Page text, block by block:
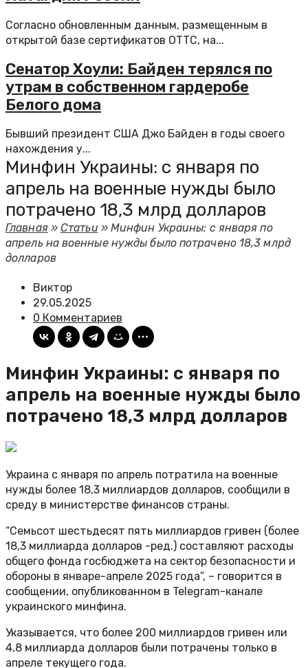
Согласно обновленным данным, размещенным в
открытой базе сертификатов ОТТС, на...
Сенатор Хоули: Байден терялся по
утрам в собственном гардеробе
Белого дома
Бывший президент США Джо Байден в годы своего
нахождения у...
Минфин Украины: с января по
апрель на военные нужды было
потрачено 18,3 млрд долларов
Главная»Статьи » Минфин Украины: с января по
апрель на военные нужды было потрачено 18,3 млрд
долларов
Виктор
29.05.2025
0 Комментариев
Минфин Украины: с января по
апрель на военные нужды было
потрачено 18,3 млрд долларов
Украина с января по апрель потратила на военные
нужды более 18,3 миллиардов долларов, сообщили в
среду в министерстве финансов страны.
“Семьсот шестьдесят пять миллиардов гривен (более
18,3 миллиарда долларов -ред.) составляют расходы
общего фонда госбюджета на сектор безопасности и
обороны в январе-апреле 2025 года”, – говорится в
сообщении, опубликованном в Telegram-канале
украинского минфина.
Указывается, что более 200 миллиардов гривен или
4,8 миллиарда долларов были потрачены только в
апреле текущего года.